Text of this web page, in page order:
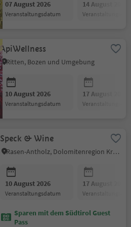
07 August 2026
Veranstaltungsdatum
14 August 2026
ApiWellness
Ritten, Bozen und Umgebung
10 August 2026
Veranstaltungsdatum
17 August 2026
Speck & Wine
Rasen-Antholz, Dolomitenregion Kronplatz
10 August 2026
Veranstaltungsdatum
17 August 2026
Sparen mit dem Südtirol Guest
Pass